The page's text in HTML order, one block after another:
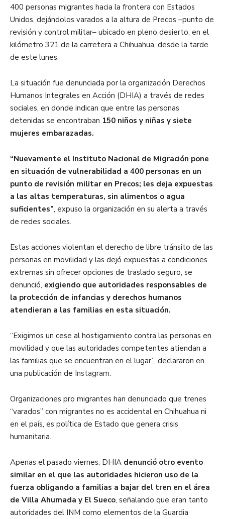
400 personas migrantes hacia la frontera con Estados
Unidos, dejándolos varados a la altura de Precos –punto de
revisión y control militar– ubicado en pleno desierto, en el
kilómetro 321 de la carretera a Chihuahua, desde la tarde
de este lunes.
La situación fue denunciada por la organización Derechos
Humanos Integrales en Acción (DHIA) a través de redes
sociales, en donde indican que entre las personas
detenidas se encontraban 150 niños y niñas y siete
mujeres embarazadas.
“Nuevamente el Instituto Nacional de Migración pone
en situación de vulnerabilidad a 400 personas en un
punto de revisión militar en Precos; les deja expuestas
a las altas temperaturas, sin alimentos o agua
suficientes”, expuso la organización en su alerta a través
de redes sociales.
Estas acciones violentan el derecho de libre tránsito de las
personas en movilidad y las dejó expuestas a condiciones
extremas sin ofrecer opciones de traslado seguro, se
denunció, exigiendo que autoridades responsables de
la protección de infancias y derechos humanos
atendieran a las familias en esta situación.
“Exigimos un cese al hostigamiento contra las personas en
movilidad y que las autoridades competentes atiendan a
las familias que se encuentran en el lugar”, declararon en
una publicación de Instagram.
Organizaciones pro migrantes han denunciado que trenes
“varados” con migrantes no es accidental en Chihuahua ni
en el país, es política de Estado que genera crisis
humanitaria.
Apenas el pasado viernes, DHIA denunció otro evento
similar en el que las autoridades hicieron uso de la
fuerza obligando a familias a bajar del tren en el área
de Villa Ahumada y El Sueco, señalando que eran tanto
autoridades del INM como elementos de la Guardia